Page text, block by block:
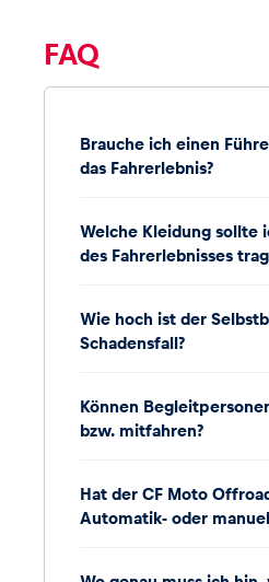
FAQ
Brauche ich einen
das Fahrerlebnis?
Welche Kleidung sollte
des Fahrerlebnisses
Wie hoch ist der
Schadensfall?
Können
bzw. mitfahren?
Hat der CF Moto
Automatik- oder